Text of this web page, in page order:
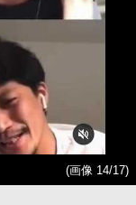
(画像 14/17)